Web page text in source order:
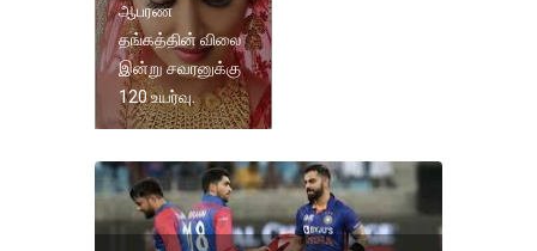
ஆபரண
தங்கத்தின் விலை
இன்று சவரனுக்கு
120 உயர்வு.